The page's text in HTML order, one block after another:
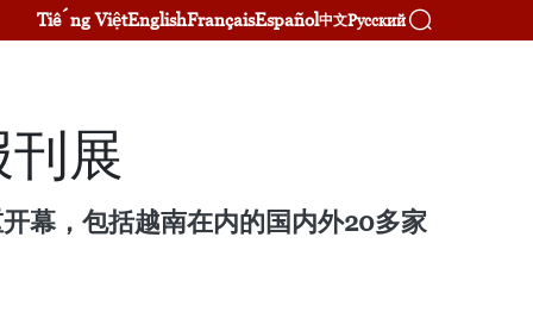
Tiếng ViệtEnglishFrançaisEspañol中文Русский
展
幕，包括越南在内的国内外20多家